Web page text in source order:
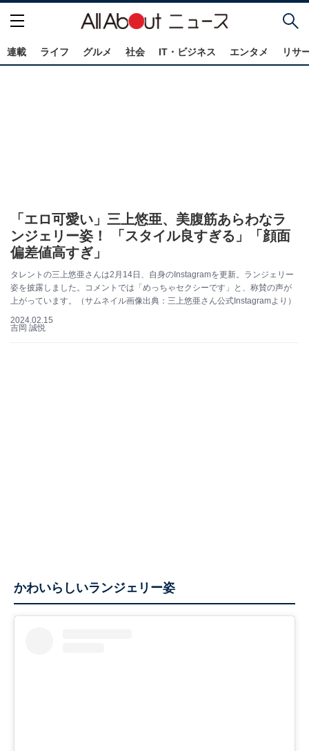
連載 ライフ グルメ 社会 IT・ビジネス エンタメ リサ
「エロ可愛い」三上悠亜、美腹筋あらわなラ
ンジェリー姿！ 「スタイル良すぎる」「顔面
偏差値高すぎ」
タレントの三上悠亜さんは2月14日、自身のInstagramを更新。ランジェリー
姿を披露しました。コメントでは「めっちゃセクシーです」と、称賛の声が
上がっています。（サムネイル画像出典：三上悠亜さん公式Instagramより）
2024.02.15
吉岡 誠悦
かわいらしいランジェリー姿